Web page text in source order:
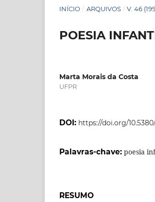
INÍCIO / ARQUIVOS / V. 46
POESIA
Marta Morais da Costa
UFPR
DOI: https://doi.org/
Palavras-chave: poesia
RESUMO